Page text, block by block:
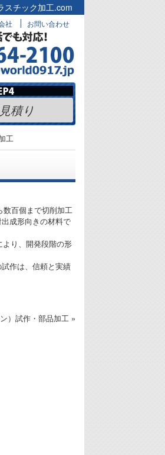
スチック加工.com
社 お問い合わせ
積り
工
数百個まで切削加工
成形向きの材料で
り、開発段階の形
作は、信頼と実績
）試作・部品加工 »